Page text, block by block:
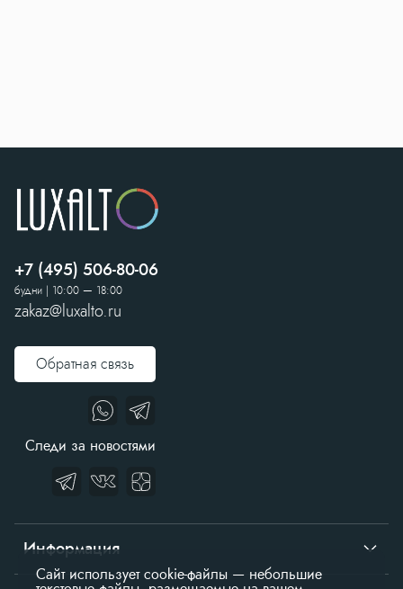
+7 (495) 506-80-06
будни | 10:00 — 18:00
zakaz@luxalto.ru
Обратная связь
Следи за новостями
Информация
Сайт использует cookie-файлы — небольшие